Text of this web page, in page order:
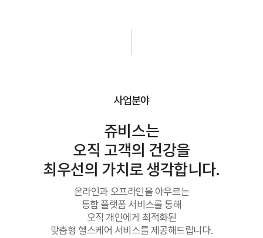
사업분야
쥬비스는
오직 고객의 건강을
최우선의 가치로 생각합니다.
온라인과 오프라인을 아우르는
통합 플랫폼 서비스를 통해
오직 개인에게 최적화된
맞춤형 헬스케어 서비스를 제공해드립니다.